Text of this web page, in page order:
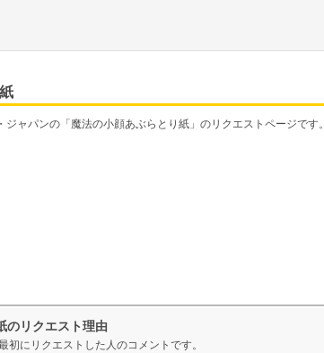
ャパンの「魔法の小顔あぶらとり紙」のリクエストページです。
のリクエスト理由
初にリクエストした人のコメントです。